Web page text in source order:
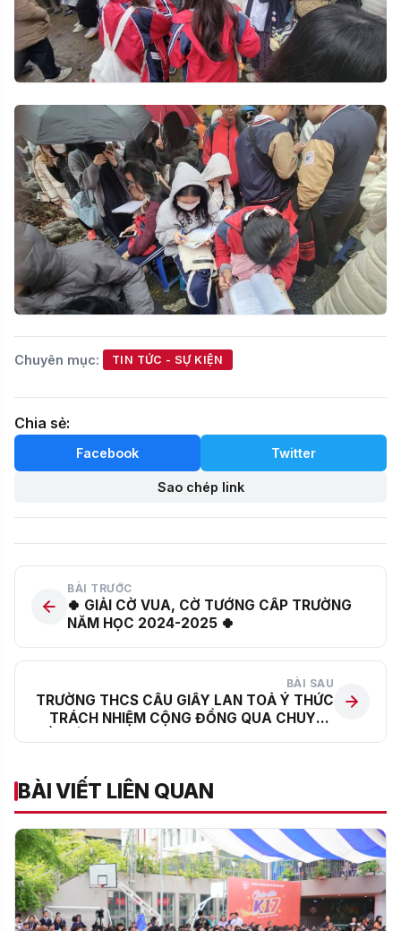
Chuyên mục: TIN TỨC - SỰ KIỆN
Chia sẻ:
Facebook Twitter
Sao chép link
BÀI TRƯỚC
🍀 GIẢI CỜ VUA, CỜ TƯỚNG CẤP TRƯỜNG
NĂM HỌC 2024-2025 🍀
BÀI SAU
TRƯỜNG THCS CẦU GIẤY LAN TOẢ Ý THỨC
TRÁCH NHIỆM CỘNG ĐỒNG QUA CHUYÊN
BÀI VIẾT LIÊN QUAN